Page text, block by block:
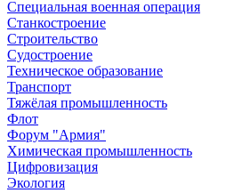
Специальная военная операция
Станкостроение
Строительство
Судостроение
Техническое образование
Транспорт
Тяжёлая промышленность
Флот
Форум "Армия"
Химическая промышленность
Цифровизация
Экология